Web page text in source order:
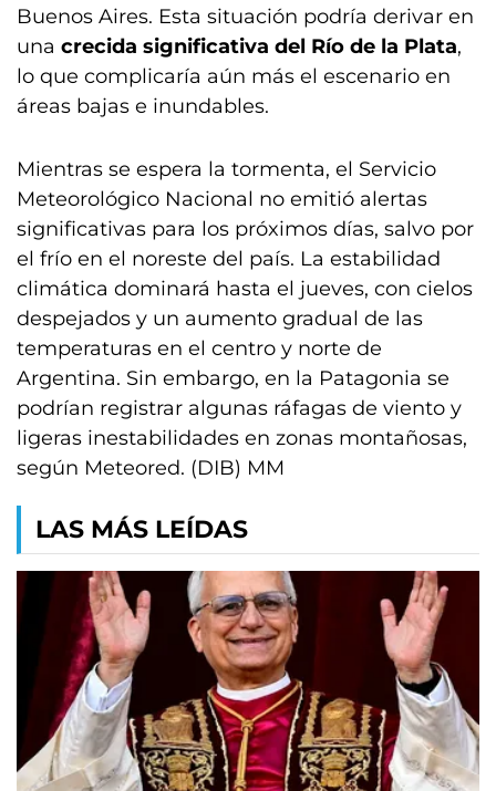
Buenos Aires. Esta situación podría derivar en
una crecida significativa del Río de la Plata,
lo que complicaría aún más el escenario en
áreas bajas e inundables.
Mientras se espera la tormenta, el Servicio
Meteorológico Nacional no emitió alertas
significativas para los próximos días, salvo por
el frío en el noreste del país. La estabilidad
climática dominará hasta el jueves, con cielos
despejados y un aumento gradual de las
temperaturas en el centro y norte de
Argentina. Sin embargo, en la Patagonia se
podrían registrar algunas ráfagas de viento y
ligeras inestabilidades en zonas montañosas,
según Meteored. (DIB) MM
LAS MÁS LEÍDAS